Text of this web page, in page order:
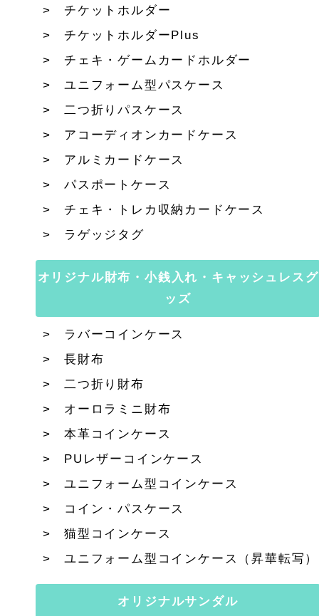
チケットホルダー
チケットホルダーPlus
チェキ・ゲームカードホルダー
ユニフォーム型パスケース
二つ折りパスケース
アコーディオンカードケース
アルミカードケース
パスポートケース
チェキ・トレカ収納カードケース
ラゲッジタグ
オリジナル財布・小銭入れ・キャッシュレスグ
ッズ
ラバーコインケース
長財布
二つ折り財布
オーロラミニ財布
本革コインケース
PUレザーコインケース
ユニフォーム型コインケース
コイン・パスケース
猫型コインケース
ユニフォーム型コインケース（昇華転写）
オリジナルサンダル